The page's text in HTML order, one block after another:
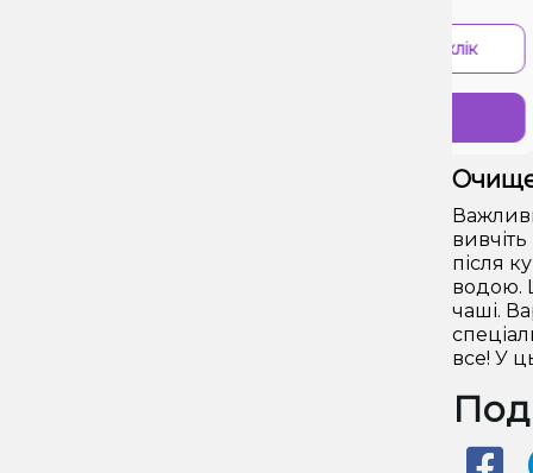
після
водою.
чаші.
все! У